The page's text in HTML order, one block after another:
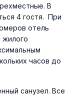
В
4 гостя. При
отель
жилого
часов до
санузел. Все